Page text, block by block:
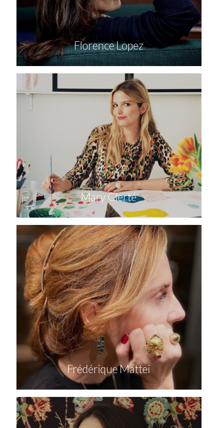
Florence Lopez
Mary Clerté
Frédérique Mattei